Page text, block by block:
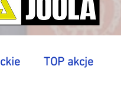
TOP akcje